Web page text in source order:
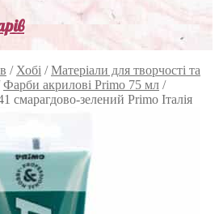
/ Хобі /Матеріали для творчості та
Фарби акрилові Primo 75 мл /
смарагдово-зелений Primo Італія